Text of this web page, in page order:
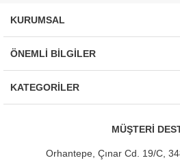
KURUMSAL
ÖNEMLİ BİLGİLER
KATEGORİLER
MÜŞTERİ
Orhantepe, Çınar Cd. 19/C,